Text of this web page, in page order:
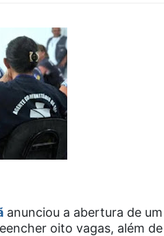
anunciou a abertura de um
oito vagas, além de